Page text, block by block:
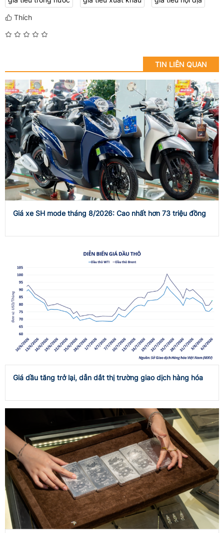
Thích
TIN LIÊN QUAN
Giá xe SH mode tháng 8/2026: Cao nhất hơn 73 triệu đồng
Giá dầu tăng trở lại, dẫn dắt thị trường giao dịch hàng hóa